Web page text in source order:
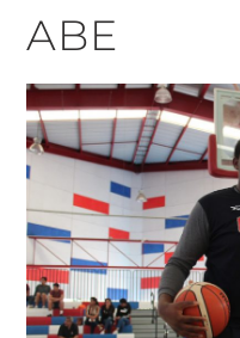
ABE